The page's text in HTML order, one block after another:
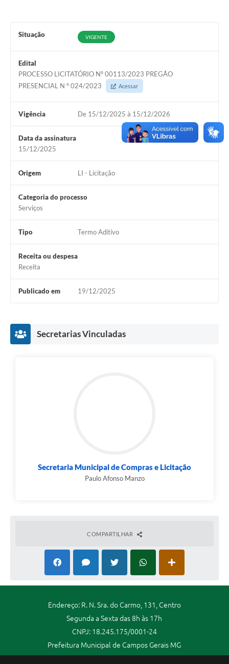
Situação VIGENTE
Edital
PROCESSO LICITATÓRIO Nº 00113/2023 PREGÃO
PRESENCIAL N º 024/2023
Acessar
Vigência De 15/12/2025 à 15/12/2026
Data da assinatura
15/12/2025
Origem LI - Licitação
Categoria do processo
Serviços
Tipo Termo Aditivo
Receita ou despesa
Receita
Publicado em 19/12/2025
Secretarias Vinculadas
Secretaria Municipal de Compras e Licitação
Paulo Afonso Manzo
COMPARTILHAR
Endereço: R. N. Sra. do Carmo, 131, Centro
Segunda a Sexta das 8h às 17h
CNPJ: 18.245.175/0001-24
Prefeitura Municipal de Campos Gerais MG